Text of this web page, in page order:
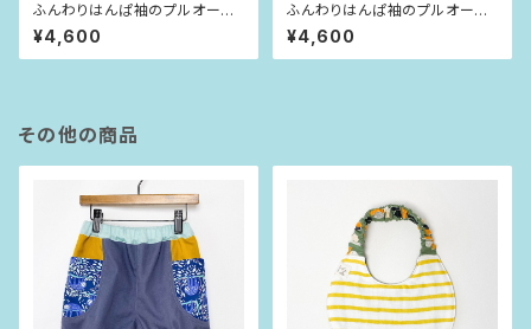
ふんわりはんぱ袖のプルオーバ
ー ビビッドピンク×dot（80siz
e）
¥4,600
ふんわりはんぱ袖のプルオーバ
ー インディゴブルー×dot（80si
ze）
¥4,600
その他の商品